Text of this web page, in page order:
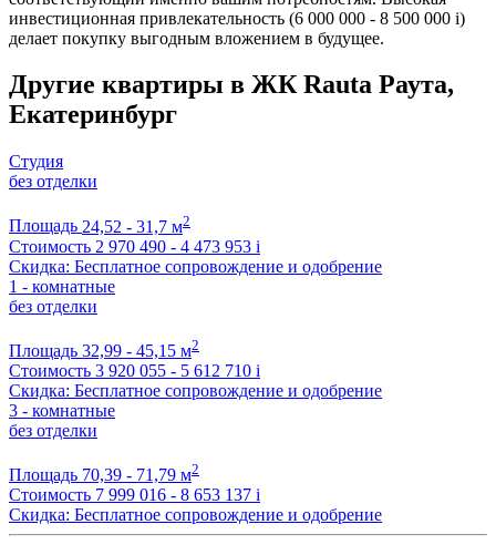
инвестиционная привлекательность (6 000 000 - 8 500 000 i)
делает покупку выгодным вложением в будущее.
Другие квартиры в ЖК Rauta Раута,
Екатеринбург
Студия
без отделки
Площадь 24,52 - 31,7 м2
Стоимость 2 970 490 - 4 473 953 i
Скидка: Бесплатное сопровождение и одобрение
1 - комнатные
без отделки
Площадь 32,99 - 45,15 м2
Стоимость 3 920 055 - 5 612 710 i
Скидка: Бесплатное сопровождение и одобрение
3 - комнатные
без отделки
Площадь 70,39 - 71,79 м2
Стоимость 7 999 016 - 8 653 137 i
Скидка: Бесплатное сопровождение и одобрение